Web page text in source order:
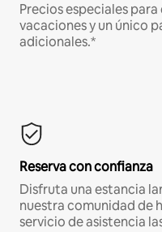
Precios especiales
vacaciones y un único
adicionales.*
Reserva con confianza
Disfruta una estancia
nuestra comunidad de
servicio de asistencia